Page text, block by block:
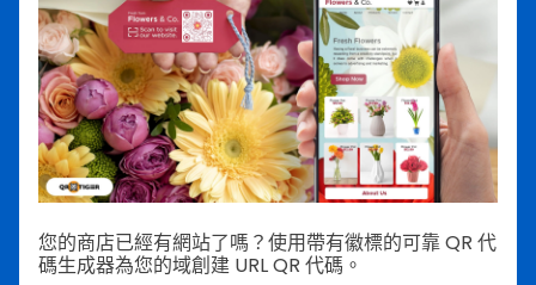
您的商店已經有網站了嗎？使用帶有徽標的可靠 QR 代
碼生成器為您的域創建 URL QR 代碼。